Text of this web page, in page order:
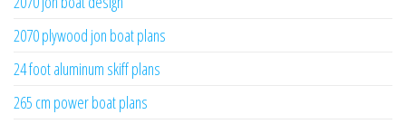
2070 plywood jon boat plans
24 foot aluminum skiff plans
265 cm power boat plans